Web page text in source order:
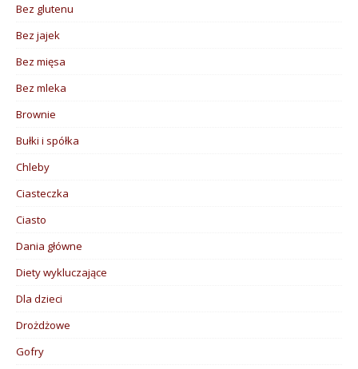
Bez glutenu
Bez jajek
Bez mięsa
Bez mleka
Brownie
Bułki i spółka
Chleby
Ciasteczka
Ciasto
Dania główne
Diety wykluczające
Dla dzieci
Drożdżowe
Gofry